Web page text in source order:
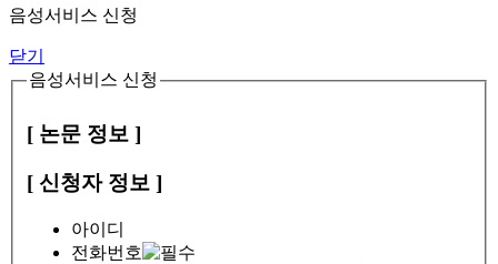
음성서비스 신청
닫기
음성서비스 신청
[ 논문 정보 ]
[ 신청자 정보 ]
아이디
전화번호